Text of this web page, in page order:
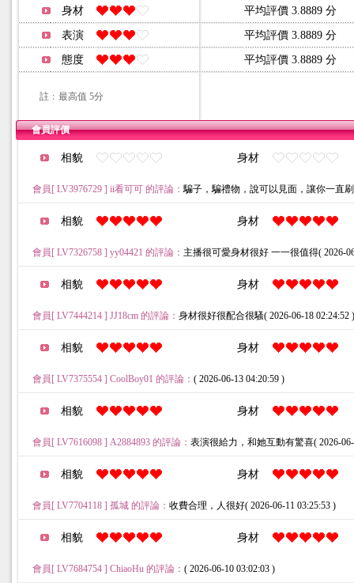
身材 平均評價 3.8889 分
表演 平均評價 3.8889 分
態度 平均評價 3.8889 分
註﹕最高值 5分
會員評價
相貌 身材
會員[ LV3976729 ] ii看可可 的評論：騙子，騙禮物，說可以見面，讓你一直刷
相貌 身材
會員[ LV7326758 ] yy04421 的評論： 主播很可愛身材很好 一一很值得( 2026-
相貌 身材
會員[ LV7444214 ] JJ18cm 的評論： 身材很好很配合很騷( 2026-06-18 02:24:52 )
相貌 身材
會員[ LV7375554 ] CoolBoy01 的評論： ( 2026-06-13 04:20:59 )
相貌 身材
會員[ LV7616098 ] A2884893 的評論： 表演很給力，和她互動有驚喜( 2026-06-
相貌 身材
會員[ LV7704118 ] 孤城 的評論： 收費合理，人很好( 2026-06-11 03:25:53 )
相貌 身材
會員[ LV7684754 ] ChiaoHu 的評論： ( 2026-06-10 03:02:03 )